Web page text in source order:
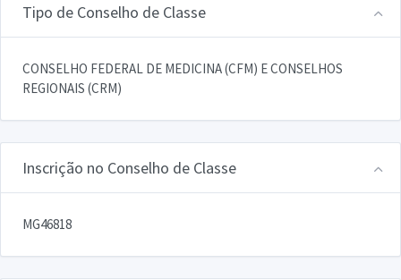
Tipo de Conselho de Classe
CONSELHO FEDERAL DE MEDICINA (CFM) E CONSELHOS
REGIONAIS (CRM)
Inscrição no Conselho de Classe
MG46818